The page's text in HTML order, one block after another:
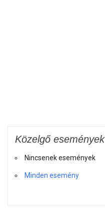
Közelgő események
Nincsenek események
Minden esemény